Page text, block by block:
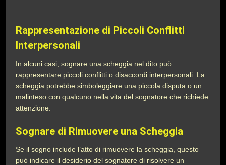
Rappresentazione di Piccoli Conflitti
Interpersonali
In alcuni casi, sognare una scheggia nel dito può
rappresentare piccoli conflitti o disaccordi interpersonali. La
scheggia potrebbe simboleggiare una piccola disputa o un
malinteso con qualcuno nella vita del sognatore che richiede
attenzione.
Sognare di Rimuovere una Scheggia
Se il sogno include l’atto di rimuovere la scheggia, questo
può indicare il desiderio del sognatore di risolvere un